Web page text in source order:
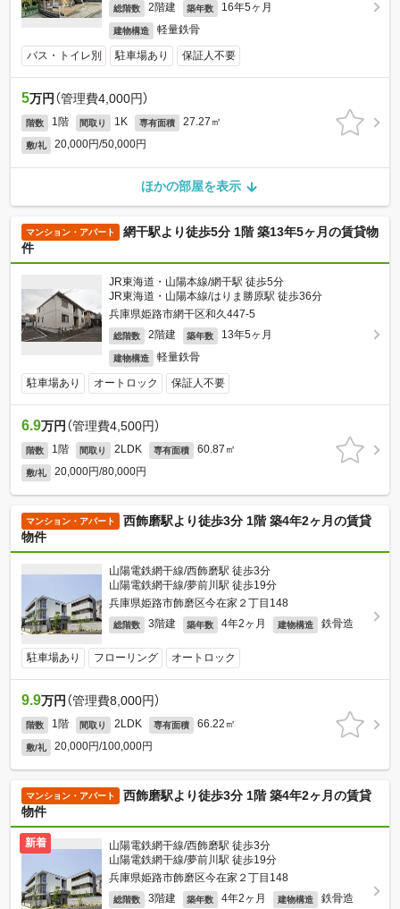
総階数 2階建 築年数 16年5ヶ月
建物構造 軽量鉄骨
バス・トイレ別 駐車場あり 保証人不要
5万円 （管理費4,000円）
階数 1階 間取り 1K 専有面積 27.27㎡
敷/礼 20,000円/50,000円
ほかの部屋を表示
マンション・アパート
網干駅より徒歩5分 1階 築13年5ヶ月の賃貸物
件
JR東海道・山陽本線/網干駅 徒歩5分
JR東海道・山陽本線/はりま勝原駅 徒歩36分
兵庫県姫路市網干区和久447-5
総階数 2階建 築年数 13年5ヶ月
建物構造 軽量鉄骨
駐車場あり オートロック 保証人不要
6.9万円 （管理費4,500円）
階数 1階 間取り 2LDK 専有面積 60.87㎡
敷/礼 20,000円/80,000円
マンション・アパート
西飾磨駅より徒歩3分 1階 築4年2ヶ月の賃貸
物件
山陽電鉄網干線/西飾磨駅 徒歩3分
山陽電鉄網干線/夢前川駅 徒歩19分
兵庫県姫路市飾磨区今在家２丁目148
総階数 3階建 築年数 4年2ヶ月 建物構造 鉄骨造
駐車場あり フローリング オートロック
9.9万円 （管理費8,000円）
階数 1階 間取り 2LDK 専有面積 66.22㎡
敷/礼 20,000円/100,000円
マンション・アパート
西飾磨駅より徒歩3分 1階 築4年2ヶ月の賃貸
物件
新着
山陽電鉄網干線/西飾磨駅 徒歩3分
山陽電鉄網干線/夢前川駅 徒歩19分
兵庫県姫路市飾磨区今在家２丁目148
総階数 3階建 築年数 4年2ヶ月 建物構造 鉄骨造